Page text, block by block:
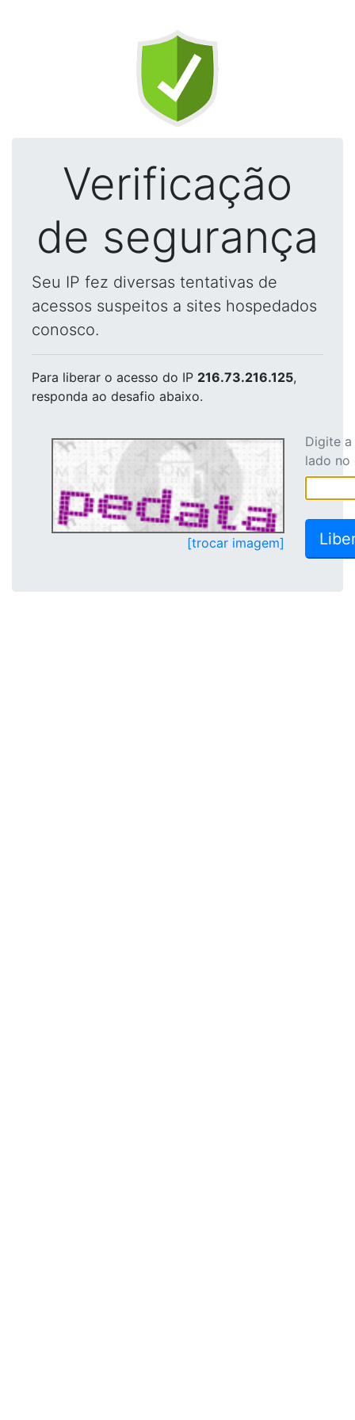
Verificação
de segurança
Seu IP fez diversas tentativas de
acessos suspeitos a sites hospedados
conosco.
Para liberar o acesso do IP 216.73.216.125,
responda ao desafio abaixo.
[trocar imagem]
Digite
lado no